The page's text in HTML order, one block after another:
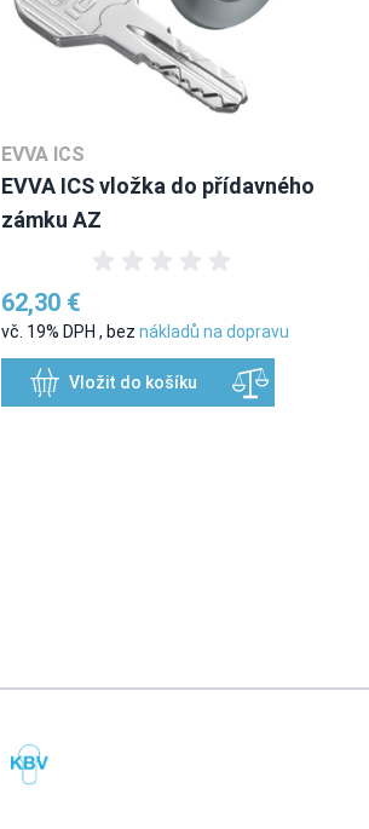
EVVA ICS
EVVA ICS vložka do přídavného
zámku AZ
62,30 €
vč. 19% DPH , bez nákladů na dopravu
Vložit do košíku